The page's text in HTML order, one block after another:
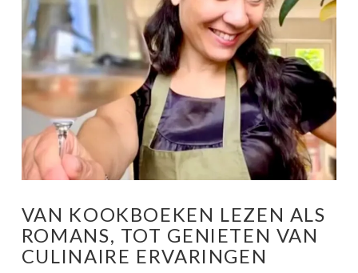
VAN KOOKBOEKEN LEZEN ALS
ROMANS, TOT GENIETEN VAN
CULINAIRE ERVARINGEN